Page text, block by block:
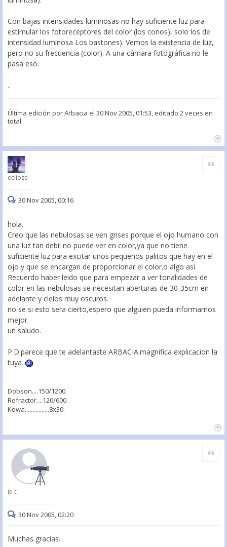
Con bajas intensidades luminosas no hay suficiente luz para
estimular los fotoreceptores del color (los conos), solo los de
intensidad luminosa Los bastones). Vemos la existencia de luz,
pero no su frecuencia (color). A una cámara fotográfica no le
pasa eso.
..
Última edición porArbacia el 30 Nov 2005, 01:53, editado 2 veces en
total.
eclipse
Citar
30 Nov 2005, 00:16
hola.
Creo que las nebulosas se ven grises porque el ojo humano con
una luz tan debil no puede ver en color,ya que no tiene
suficiente luz para excitar unos pequeños palitos que hay en el
ojo y que se encargan de proporcionar el color.o algo asi.
Recuerdo haber leido que para empezar a ver tonalidades de
color en las nebulosas se necesitan aberturas de 30-35cm en
adelante y cielos muy oscuros.
no se si esto sera cierto,espero que alguien pueda informarnos
mejor.
un saludo.
P.D:parece que te adelantaste ARBACIA.magnifica explicacion la
tuya.
Dobson....150/1200.
Refractor....120/600.
Kowa................8x30.
RFC
Citar
30 Nov 2005, 02:20
Muchas gracias.